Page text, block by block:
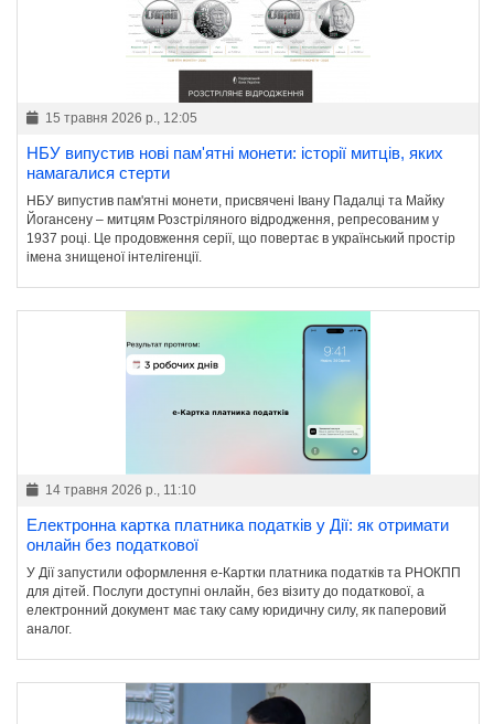
15 травня 2026 р., 12:05
НБУ випустив нові пам'ятні монети: історії митців, яких
намагалися стерти
НБУ випустив пам'ятні монети, присвячені Івану Падалці та Майку
Йогансену – митцям Розстріляного відродження, репресованим у
1937 році. Це продовження серії, що повертає в український простір
імена знищеної інтелігенції.
14 травня 2026 р., 11:10
Електронна картка платника податків у Дії: як отримати
онлайн без податкової
У Дії запустили оформлення е-Картки платника податків та РНОКПП
для дітей. Послуги доступні онлайн, без візиту до податкової, а
електронний документ має таку саму юридичну силу, як паперовий
аналог.